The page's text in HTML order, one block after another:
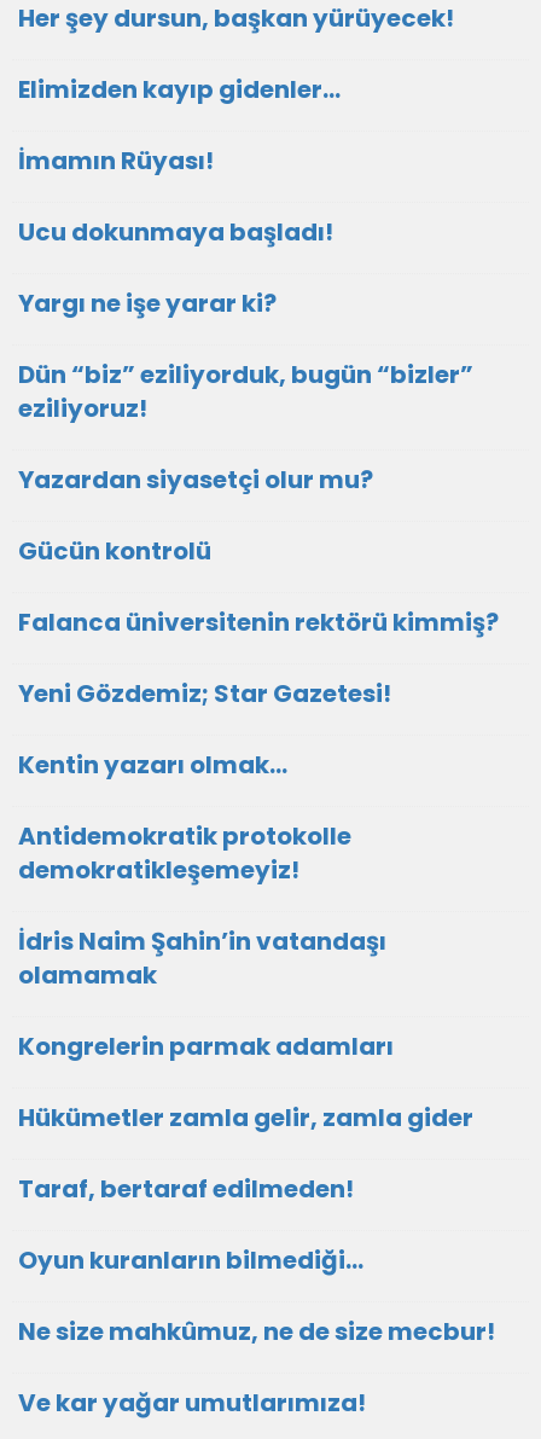
Her şey dursun, başkan yürüyecek!
Elimizden kayıp gidenler…
İmamın Rüyası!
Ucu dokunmaya başladı!
Yargı ne işe yarar ki?
Dün “biz” eziliyorduk, bugün “bizler”
eziliyoruz!
Yazardan siyasetçi olur mu?
Gücün kontrolü
Falanca üniversitenin rektörü kimmiş?
Yeni Gözdemiz; Star Gazetesi!
Kentin yazarı olmak…
Antidemokratik protokolle
demokratikleşemeyiz!
İdris Naim Şahin’in vatandaşı
olamamak
Kongrelerin parmak adamları
Hükümetler zamla gelir, zamla gider
Taraf, bertaraf edilmeden!
Oyun kuranların bilmediği…
Ne size mahkûmuz, ne de size mecbur!
Ve kar yağar umutlarımıza!